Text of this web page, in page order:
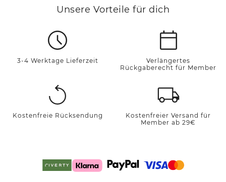
Unsere Vorteile für dich
3-4 Werktage Lieferzeit
Verlängertes
Rückgaberecht für Member
Kostenfreie Rücksendung
Kostenfreier Versand für
Member ab 29€